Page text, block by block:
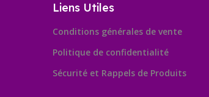
Liens Utiles
Conditions générales de vente
Politique de confidentialité
Sécurité et Rappels de Produits